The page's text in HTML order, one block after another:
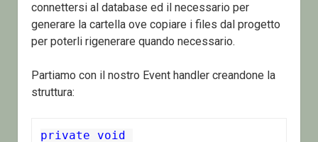
connettersi al database ed il necessario per
generare la cartella ove copiare i files dal progetto
per poterli rigenerare quando necessario.
Partiamo con il nostro Event handler creandone la
struttura:
private
void